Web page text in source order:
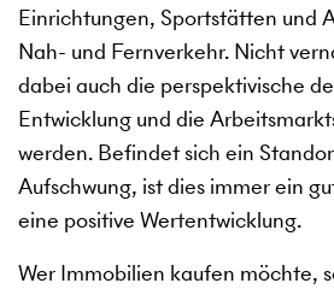
Einrichtungen, Sportstätten und
Nah- und Fernverkehr. Nicht
dabei auch die perspektivische
Entwicklung und die
werden. Befindet sich ein
Aufschwung, ist dies immer ein
eine positive Wertentwicklung.
Wer Immobilien kaufen möchte,